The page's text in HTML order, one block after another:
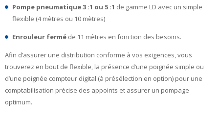
Pompe pneumatique 3 :1 ou 5 :1 de gamme LD avec un simple
flexible (4 mètres ou 10 mètres)
Enrouleur fermé de 11 mètres en fonction des besoins.
Afin d’assurer une distribution conforme à vos exigences, vous
trouverez en bout de flexible, la présence d’une poignée simple ou
d’une poignée compteur digital (à présélection en option) pour une
comptabilisation précise des appoints et assurer un pompage
optimum.